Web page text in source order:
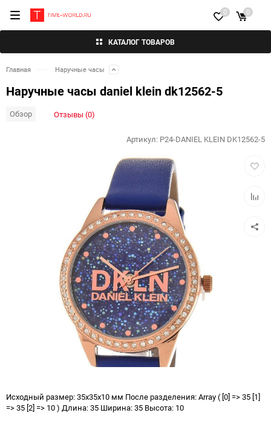
КАТАЛОГ ТОВАРОВ
0 0
Главная Наручные часы
Наручные часы daniel klein dk12562-5
Обзор Отзывы (0)
Артикул: P24-DANIEL KLEIN DK12562-5
Исходный размер: 35x35x10 мм После разделения: Array ( [0] => 35 [1]
=> 35 [2] => 10 ) Длина: 35 Ширина: 35 Высота: 10